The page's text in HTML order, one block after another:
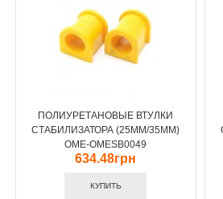
ПОЛИУРЕТАНОВЫЕ ВТУЛКИ
СТАБИЛИЗАТОРА (25MM/35MM)
OME-OMESB0049
634.48грн